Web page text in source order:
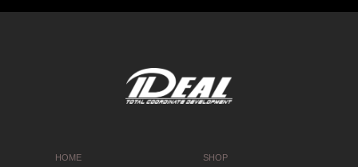
HOME SHOP